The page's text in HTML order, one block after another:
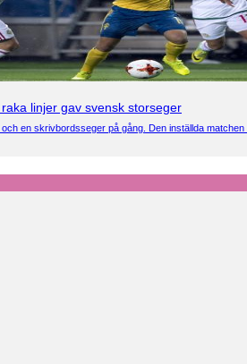
linjer gav svensk storseger
en skrivbordsseger på gång. Den inställda